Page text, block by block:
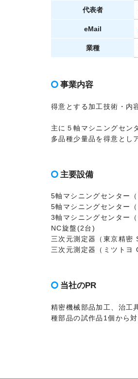
代表者
eMail
業種
事業内容
得意とする加工技術・内
主に５軸マシニングセン
多品種少量品を得意とし
主要設備
5軸マシニングセンター
5軸マシニングセンター
3軸マシニングセンター（
NC旋盤(2台)
三次元測定器（東京精密
三次元測定器（ミツトヨ
当社のPR
精密機械部品加工、治工
種部品の試作品1個から対